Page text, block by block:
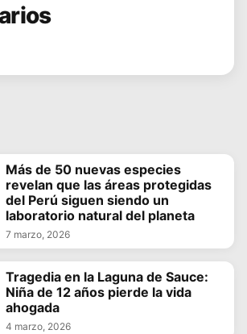
Más de 50 nuevas especies
revelan que las áreas protegidas
del Perú siguen siendo un
laboratorio natural del planeta
7 marzo, 2026
Tragedia en la Laguna de Sauce:
Niña de 12 años pierde la vida
ahogada
4 marzo, 2026